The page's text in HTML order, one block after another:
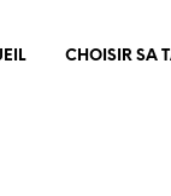
CHOISIR SA